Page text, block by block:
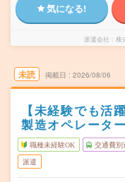
気になる!
派遣会社 株
未読 掲載日 2026/08/06
【未経験でも活
製造オペレータ
職種未経験OK 交通費別
派遣